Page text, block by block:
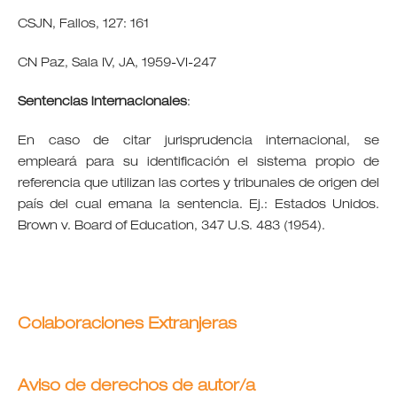
CSJN, Fallos, 127: 161
CN Paz, Sala IV, JA, 1959-VI-247
Sentencias internacionales:
En caso de citar jurisprudencia internacional, se
empleará para su identificación el sistema propio de
referencia que utilizan las cortes y tribunales de origen del
país del cual emana la sentencia. Ej.: Estados Unidos.
Brown v. Board of Education, 347 U.S. 483 (1954).
Colaboraciones Extranjeras
Aviso de derechos de autor/a